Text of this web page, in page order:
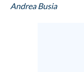
Andrea Busia